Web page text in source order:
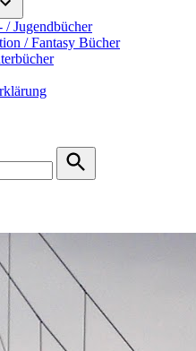
/ Jugendbücher
/ Fantasy Bücher
Search